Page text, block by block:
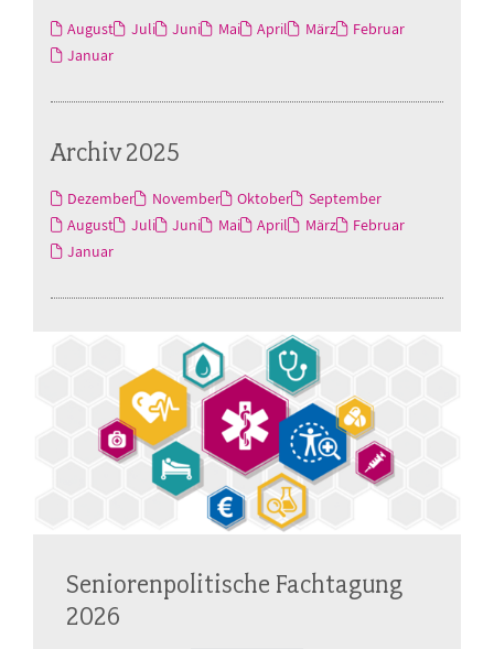
August Juli Juni Mai April März
Februar
Januar
Archiv 2025
Dezember November Oktober
September
August
Juli Juni Mai April März
Februar
Januar
Seniorenpolitische Fachtagung
2026